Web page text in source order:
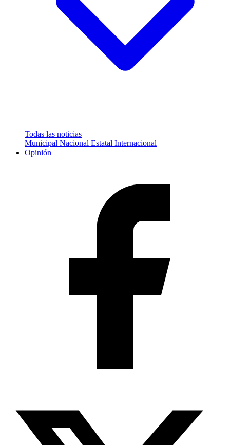
Todas las noticias
Municipal Nacional Estatal Internacional
Opinión